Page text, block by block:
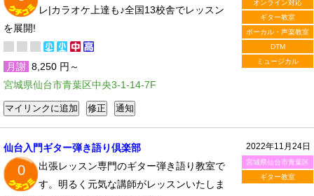
オンライン対応
ギター教室
ボーカル・声楽教室
DTM
ミュージカル
レ|カラオケ上達も♪全国13校舎でレッスン
を展開!
月謝 8,250 円～
宮城県仙台市青葉区中央3-1-14-7F
2022年11月24日
宮城県仙台市青葉区
ギター教室
仙台入門ギター弾き語り倶楽部
0
出張レッスン専門のギター弾き語り教室で
す。明るく元気な講師がレッスンいたしま